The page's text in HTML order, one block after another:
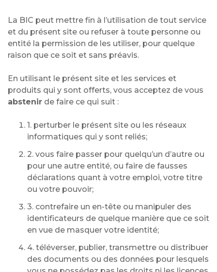
La BIC peut mettre fin à l’utilisation de tout service
et du présent site ou refuser à toute personne ou
entité la permission de les utiliser, pour quelque
raison que ce soit et sans préavis.
En utilisant le présent site et les services et
produits qui y sont offerts, vous acceptez de vous
abstenir de faire ce qui suit :
1. perturber le présent site ou les réseaux
informatiques qui y sont reliés;
2. vous faire passer pour quelqu’un d’autre ou
pour une autre entité, ou faire de fausses
déclarations quant à votre emploi, votre titre
ou votre pouvoir;
3. contrefaire un en-tête ou manipuler des
identificateurs de quelque manière que ce soit
en vue de masquer votre identité;
4. téléverser, publier, transmettre ou distribuer
des documents ou des données pour lesquels